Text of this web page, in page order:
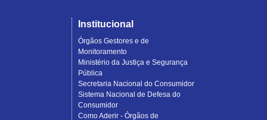
Institucional
Órgãos Gestores e de
Monitoramento
Ministério da Justiça e Segurança
Pública
Secretaria Nacional do Consumidor
Sistema Nacional de Defesa do
Consumidor
Como Aderir - Órgãos de